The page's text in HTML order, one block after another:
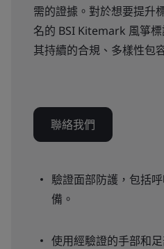
需的證據。對於想要提升
名的 BSI Kitemark 風箏
其持續的合規、多樣性包
聯絡我們
驗證面部防護，包括
備。
使用經驗證的手部和